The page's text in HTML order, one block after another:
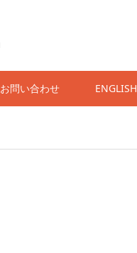
お問い合わせ ENGLISH